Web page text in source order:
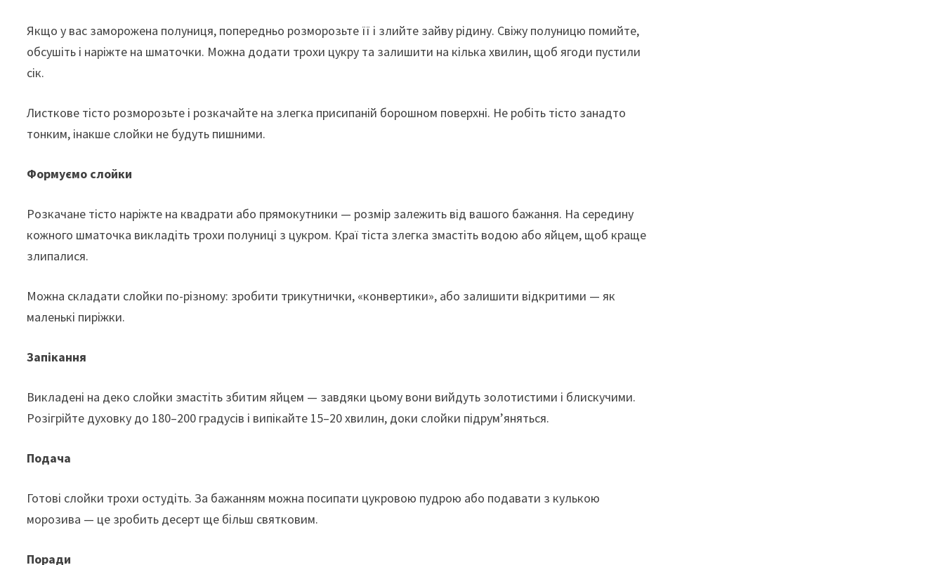
Якщо у вас заморожена полуниця, попередньо розморозьте її і злийте зайву рідину. Свіжу полуницю помийте,
обсушіть і наріжте на шматочки. Можна додати трохи цукру та залишити на кілька хвилин, щоб ягоди пустили
сік.
Листкове тісто розморозьте і розкачайте на злегка присипаній борошном поверхні. Не робіть тісто занадто
тонким, інакше слойки не будуть пишними.
Формуємо слойки
Розкачане тісто наріжте на квадрати або прямокутники — розмір залежить від вашого бажання. На середину
кожного шматочка викладіть трохи полуниці з цукром. Краї тіста злегка змастіть водою або яйцем, щоб краще
злипалися.
Можна складати слойки по-різному: зробити трикутнички, «конвертики», або залишити відкритими — як
маленькі пиріжки.
Запікання
Викладені на деко слойки змастіть збитим яйцем — завдяки цьому вони вийдуть золотистими і блискучими.
Розігрійте духовку до 180–200 градусів і випікайте 15–20 хвилин, доки слойки підрум’яняться.
Подача
Готові слойки трохи остудіть. За бажанням можна посипати цукровою пудрою або подавати з кулькою
морозива — це зробить десерт ще більш святковим.
Поради